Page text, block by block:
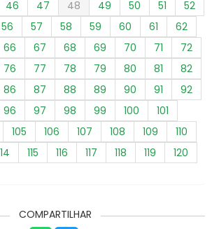
46 47 48 49 50 51
52
56 57 58 59 60 61
62
66 67 68 69 70 71
72
76 77 78 79 80 81
82
86 87 88 89 90 91
92
96 97 98 99 100
101
105 106 107 108 109
110
115 116 117 118 119
120
COMPARTILHAR